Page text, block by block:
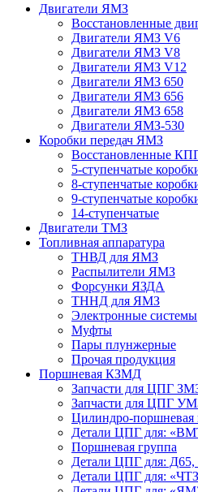
Двигатели ЯМЗ
Восстановленные
Двигатели ЯМЗ V6
Двигатели ЯМЗ V8
Двигатели ЯМЗ V12
Двигатели ЯМЗ 650
Двигатели ЯМЗ 656
Двигатели ЯМЗ 658
Двигатели ЯМЗ-530
Коробки передач ЯМЗ
Восстановленные
5-ступенчатые
8-ступенчатые
9-ступенчатые
14-ступенчатые
Двигатели ТМЗ
Топливная аппаратура
ТНВД для ЯМЗ
Распылители ЯМЗ
Форсунки ЯЗДА
ТННД для ЯМЗ
Электронные системы
Муфты
Пары плунжерные
Прочая продукция
Поршневая КЗМД
Запчасти для ЦПГ
Запчасти для ЦПГ
Цилиндро-поршневая
Детали ЦПГ для:
Поршневая группа
Детали ЦПГ для:
Детали ЦПГ для: